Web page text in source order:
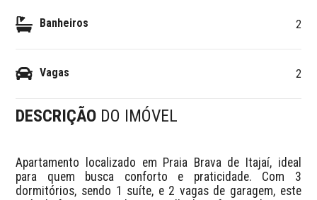
Banheiros 2
Vagas 2
DESCRIÇÃO DO IMÓVEL
Apartamento localizado em Praia Brava de Itajaí, ideal
para quem busca conforto e praticidade. Com 3
dormitórios, sendo 1 suíte, e 2 vagas de garagem, este